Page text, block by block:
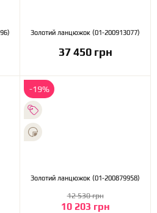
Золотий ланцюжок (01-200913077)
37 450 грн
-19%
Золотий ланцюжок (01-200879958)
10 203 грн
12 530 грн